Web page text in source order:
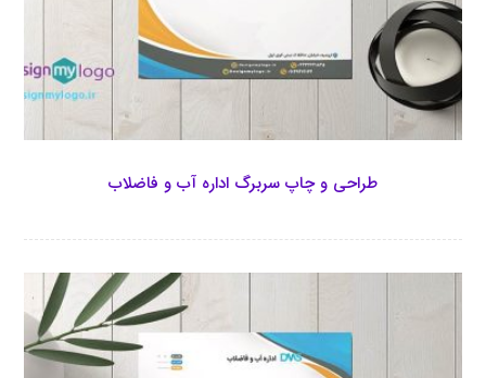
طراحی و چاپ سربرگ اداره آب و فاضلاب